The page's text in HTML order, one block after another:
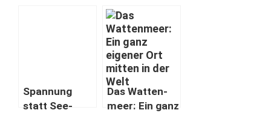
Span­nung
statt See­
Das Wat­ten­
meer: Ein ganz